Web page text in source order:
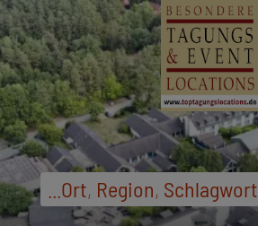
Ort, Region, Schlagwort